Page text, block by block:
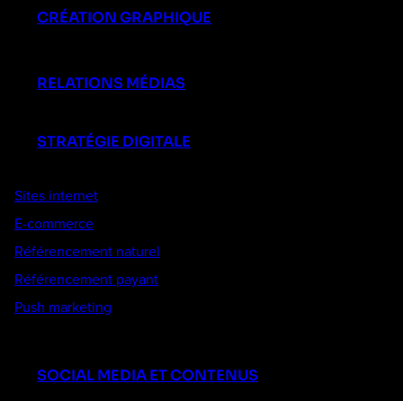
CRÉATION GRAPHIQUE
RELATIONS MÉDIAS
STRATÉGIE DIGITALE
Sites internet
E-commerce
Référencement naturel
Référencement payant
Push marketing
SOCIAL MEDIA ET CONTENUS